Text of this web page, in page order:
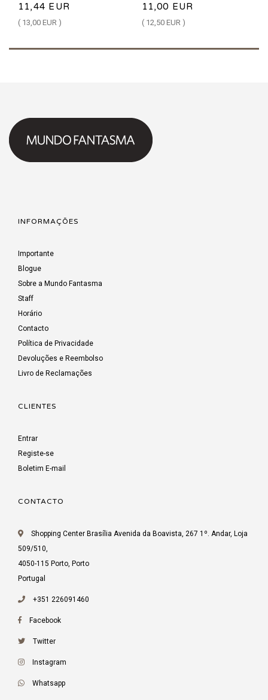
Dog: O Detective
e o Caçador Vol.
02 - A Noite do
11,44 EUR
( 13,00 EUR )
um Longo Silêncio
HC
11,00 EUR
( 12,50 EUR )
INFORMAÇÕES
Importante
Blogue
Sobre a Mundo Fantasma
Staff
Horário
Contacto
Política de Privacidade
Devoluções e Reembolso
Livro de Reclamações
CLIENTES
Entrar
Registe-se
Boletim E-mail
CONTACTO
Shopping Center Brasília Avenida da Boavista, 267 1º. Andar, Loja
509/510,
4050-115 Porto, Porto
Portugal
+351 226091460
Facebook
Twitter
Instagram
Whatsapp